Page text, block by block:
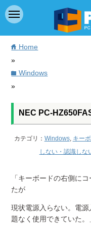
home Home
»
folderWindows
»
NEC PC-
カテゴリ： Windows, キー
しない・認識しな
「キーボードの右側に
たが
現状電源入らない。電
題なく使用できていた。